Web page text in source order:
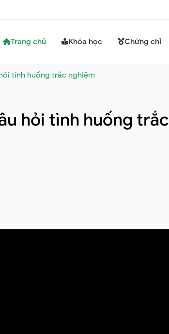
Trang chủ Khóa học Chứng chỉ
tình huống trắc nghiệm
hỏi tình huống trắc